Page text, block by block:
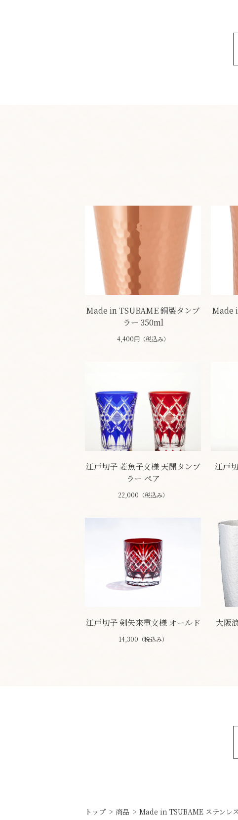
Made in TSUBAME 銅製タンブ
ラー 350ml
4,400円（税込み）
Made
江戸切子 菱魚子文様 天開タンブ
ラー ペア
22,000（税込み）
江戸
江戸切子 剣矢来重文様 オールド
14,300（税込み）
大阪
トップ 商品 Made in TSUBAME ステンレ